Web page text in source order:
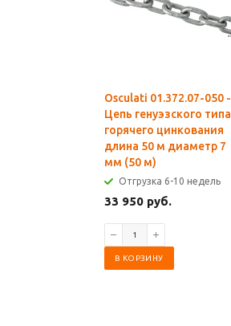
Osculati 01.372.07-050 -
Цепь генуэзского типа
горячего цинкования
длина 50 м диаметр 7
мм (50 м)
Отгрузка 6-10 недель
33 950 руб.
В КОРЗИНУ